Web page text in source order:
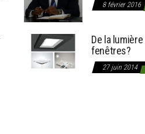
8 février 2016
De la
fenêtres?
27 juin 2014